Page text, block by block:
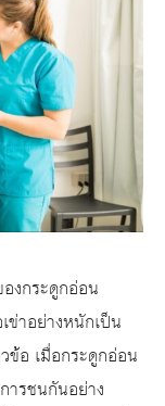
งกระดูกอ่อน
ข่าอย่างหนักเป็น
ข้อ เมื่อกระดูกอ่อน
ารชนกันอย่าง